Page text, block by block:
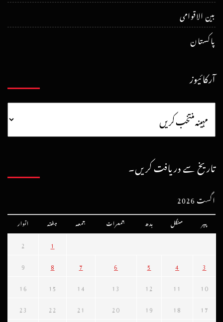
بین الاقوامی
پاکستان
آرکائیوز
تاریخ سے دریافت کریں۔
اگست 2026
پیر منگل بدھ جمعرات جمعہ ہفتہ اتوار
1
2
3
4
5
6
7
8
9
10
11
12
13
14
15
16
17
18
19
20
21
22
23